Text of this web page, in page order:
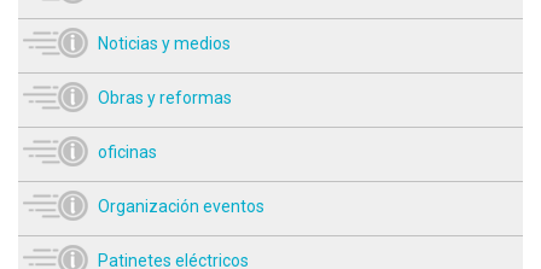
Noticias y medios
Obras y reformas
oficinas
Organización eventos
Patinetes eléctricos